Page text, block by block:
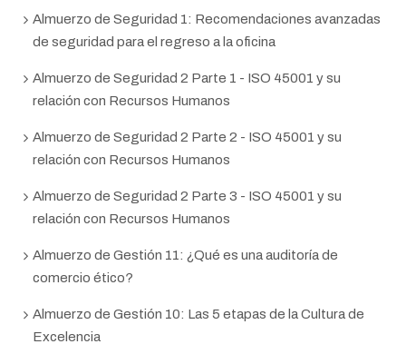
Almuerzo de Seguridad 1: Recomendaciones avanzadas
de seguridad para el regreso a la oficina
Almuerzo de Seguridad 2 Parte 1 - ISO 45001 y su
relación con Recursos Humanos
Almuerzo de Seguridad 2 Parte 2 - ISO 45001 y su
relación con Recursos Humanos
Almuerzo de Seguridad 2 Parte 3 - ISO 45001 y su
relación con Recursos Humanos
Almuerzo de Gestión 11: ¿Qué es una auditoría de
comercio ético?
Almuerzo de Gestión 10: Las 5 etapas de la Cultura de
Excelencia